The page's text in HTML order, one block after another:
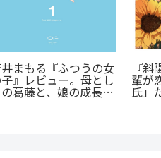
まらないのは恋なの
徹底解説：王道の
あ
『D
続編
魅